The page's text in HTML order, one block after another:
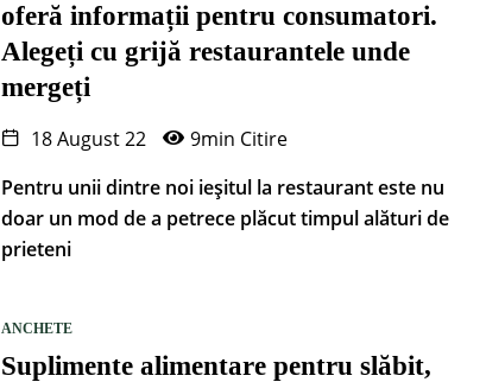
oferă informații pentru consumatori.
Alegeți cu grijă restaurantele unde
mergeți
18 August 22
9min Citire
Pentru unii dintre noi ieșitul la restaurant este nu
doar un mod de a petrece plăcut timpul alături de
prieteni
ANCHETE
Suplimente alimentare pentru slăbit,